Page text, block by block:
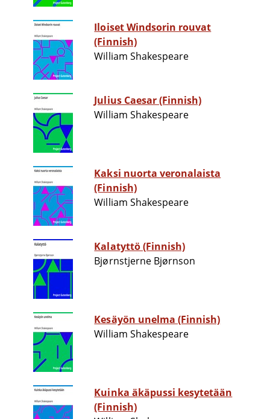
Iloiset Windsorin rouvat
(Finnish)
William Shakespeare
Julius Caesar (Finnish)
William Shakespeare
Kaksi nuorta veronalaista
(Finnish)
William Shakespeare
Kalatyttö (Finnish)
Bjørnstjerne Bjørnson
Kesäyön unelma (Finnish)
William Shakespeare
Kuinka äkäpussi kesytetään
(Finnish)